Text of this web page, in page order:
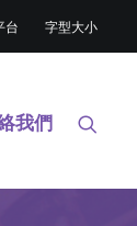
台 字型大小
我們